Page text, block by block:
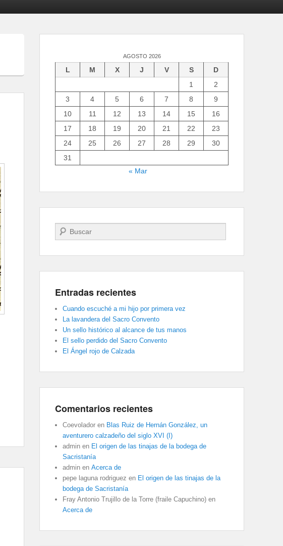
AGOSTO 2026
L M X J V S
D
1
2
3
4 5 6 7 8
9
10
11 12 13 14 15
16
17
18 19 20 21 22
23
24
25 26 27 28 29
30
31
« Mar
Buscar
Entradas recientes
Cuando escuché a mi hijo por primera vez
La lavandera del Sacro Convento
Un sello histórico al alcance de tus manos
El sello perdido del Sacro Convento
El Ángel rojo de Calzada
Comentarios recientes
Coevolador en Blas Ruiz de Hernán González, un
aventurero calzadeño del siglo XVI (I)
admin en El origen de las tinajas de la bodega de
Sacristanía
admin en Acerca de
pepe laguna rodriguez en El origen de las tinajas de la
bodega de Sacristanía
Fray Antonio Trujillo de la Torre (fraile Capuchino) en
Acerca de